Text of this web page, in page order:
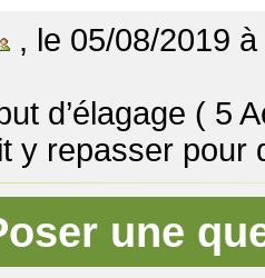
, le 05/08/2019
d’élagage ( 5
y repasser pour
une